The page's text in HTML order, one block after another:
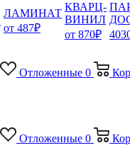
ЛАМИНАТ
от 487₽
КВАРЦ-
ВИНИЛ
от 870₽
Отложенные 0
Отложенные 0